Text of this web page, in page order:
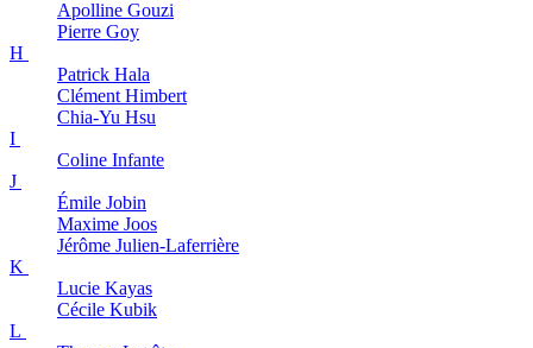
Apolline Gouzi
Pierre Goy
H
Patrick Hala
Clément Himbert
Chia-Yu Hsu
I
Coline Infante
J
Émile Jobin
Maxime Joos
Jérôme Julien-Laferrière
K
Lucie Kayas
Cécile Kubik
L